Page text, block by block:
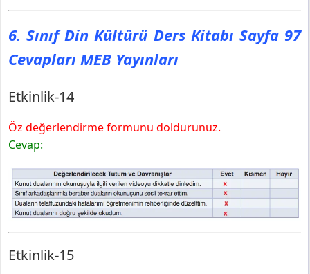
6. Sınıf Din Kültürü Ders Kitabı Sayfa 97
Cevapları MEB Yayınları
Etkinlik-14
Öz değerlendirme formunu doldurunuz.
Cevap:
Etkinlik-15